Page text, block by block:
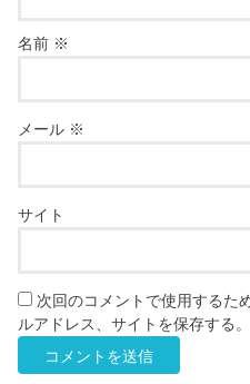
名前 ※
メール ※
サイト
次回のコメントで使用するた
ルアドレス、サイトを保存する。